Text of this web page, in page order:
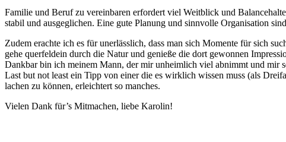
Familie und Beruf zu vereinbaren erfordert viel Weitblick und
stabil und ausgeglichen. Eine gute Planung und sinnvolle Organisation
Zudem erachte ich es für unerlässlich, dass man sich Momente für sich
gehe querfeldein durch die Natur und genieße die dort gewonnen
Dankbar bin ich meinem Mann, der mir unheimlich viel abnimmt und mir
Last but not least ein Tipp von einer die es wirklich wissen muss (als
lachen zu können, erleichtert so manches.
Vielen Dank für’s Mitmachen, liebe Karolin!